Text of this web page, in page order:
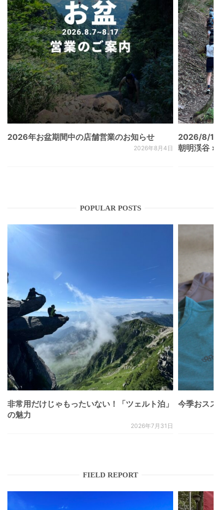
2026年お盆期間中の店舗営業のお知らせ
2026年8月4日
2026/8/
朝明渓谷 ×
POPULAR POSTS
非常用だけじゃもったいない！「ツェルト泊」
の魅力
2026年7月31日
今季おスス
FIELD REPORT